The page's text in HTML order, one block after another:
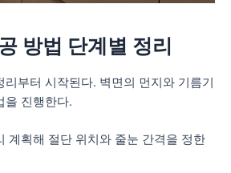
방법 단계별 정리
리부터 시작된다. 벽면의 먼지와 기름기
을 진행한다.
계획해 절단 위치와 줄눈 간격을 정한